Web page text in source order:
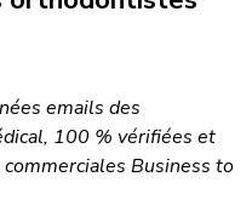
emails des
100 % vérifiées et
Business to